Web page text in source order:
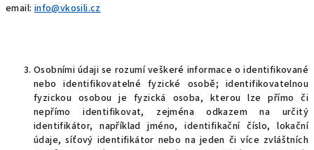
email:info@vkosili.cz
Osobními údaji se rozumí veškeré informace o identifikované
nebo identifikovatelné fyzické osobě; identifikovatelnou
fyzickou osobou je fyzická osoba, kterou lze přímo či
nepřímo identifikovat, zejména odkazem na určitý
identifikátor, například jméno, identifikační číslo, lokační
údaje, síťový identifikátor nebo na jeden či více zvláštních